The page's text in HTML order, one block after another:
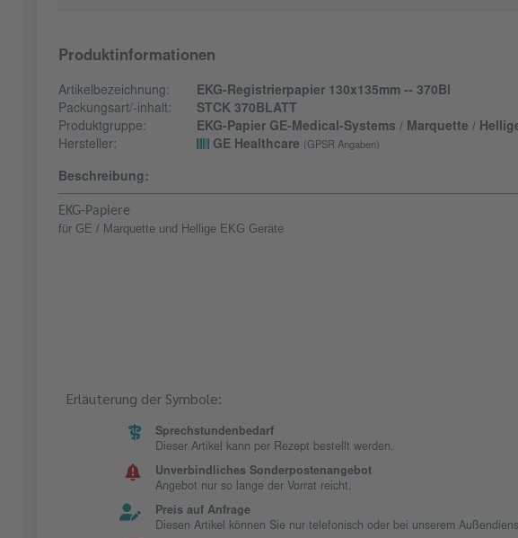
Produktinformationen
Artikelbezeichnung:
EKG-Registrierpapier 130x135mm -- 370Bl
Packungsart/-inhalt:
STCK 370BLATT
Produktgruppe:
EKG-Papier GE-Medical-Systems / Marquette /
Hersteller:
GE Healthcare (GPSR Angaben)
Beschreibung:
EKG-Papiere
für GE / Marquette und Hellige EKG Geräte
Erläuterung der Symbole:
Sprechstundenbedarf
Dieser Artikel kann per Rezept bestellt werden.
Unverbindliches Sonderpostenangebot
Angebot nur so lange der Vorrat reicht.
Preis auf Anfrage
Diesen Artikel können Sie nur telefonisch oder bei unserem